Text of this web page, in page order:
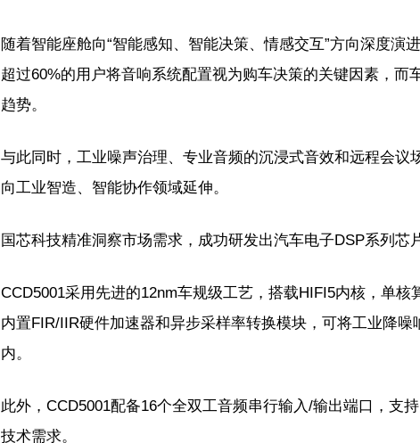
随着智能座舱向“智能感知、智能决策、情感交互”方向深度演
超过60%的用户将音响系统配置视为购车决策的关键因素，
趋势。
与此同时，工业噪声治理、专业音频的沉浸式音效和远程会
向工业智造、智能协作领域延伸。
国芯科技精准洞察市场需求，成功研发出汽车电子DSP系列芯
CCD5001采用先进的12nm车规级工艺，搭载HIFI5内核，单
内置FIR/IIR硬件加速器和异步采样率转换模块，可将工业降
内。
此外，CCD5001配备16个全双工音频串行输入/输出端口，支
技术需求。